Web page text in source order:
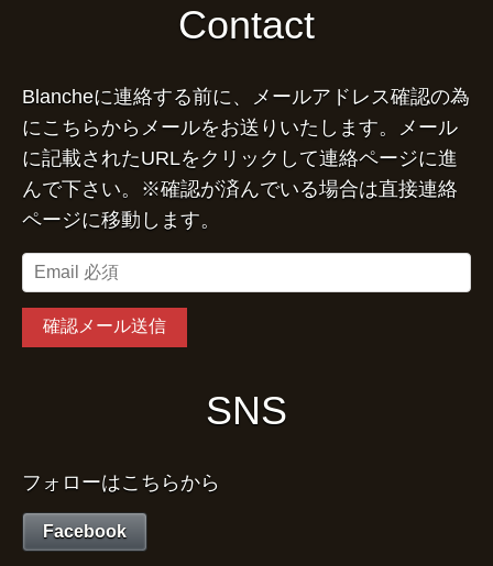
Contact
Blancheに連絡する前に、メールアドレス確認の為
にこちらからメールをお送りいたします。メール
に記載されたURLをクリックして連絡ページに進
んで下さい。※確認が済んでいる場合は直接連絡
ページに移動します。
SNS
フォローはこちらから
Facebook